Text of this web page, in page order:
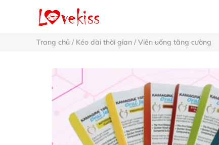
Trang chủ / Kéo dài thời gian / Viên uống tăng cường